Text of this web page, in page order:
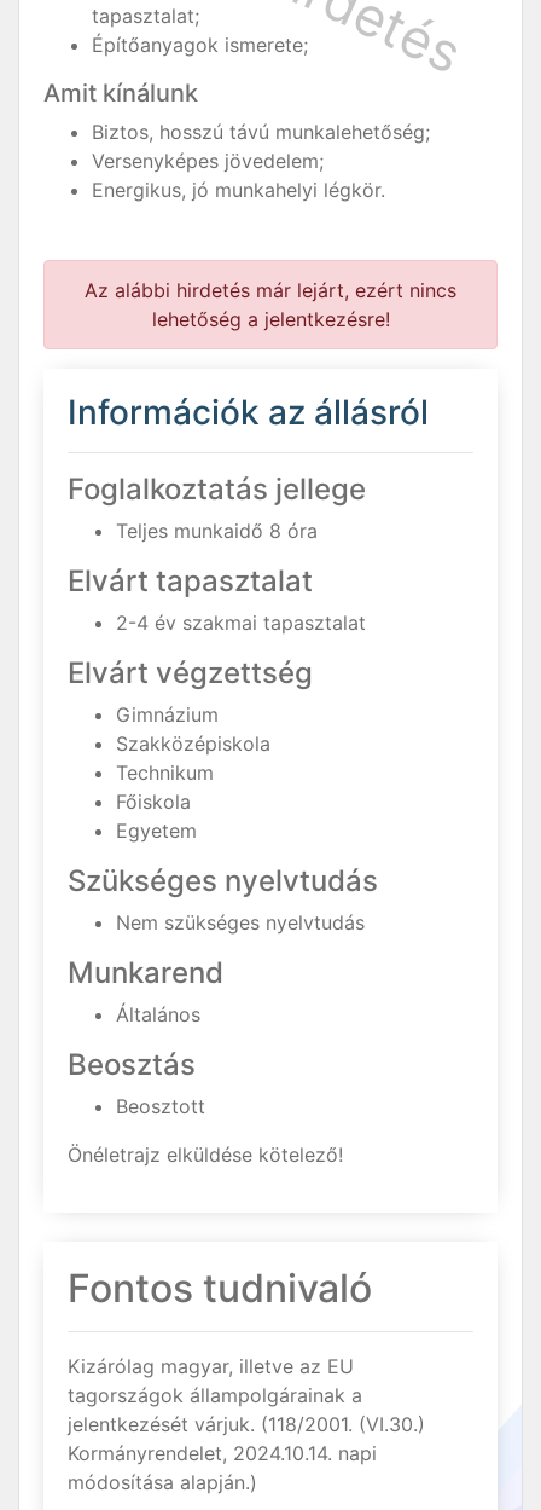
tapasztalat;
Építőanyagok ismerete;
Amit kínálunk
Biztos, hosszú távú munkalehetőség;
Versenyképes jövedelem;
Energikus, jó munkahelyi légkör.
Az alábbi hirdetés már lejárt, ezért nincs
lehetőség a jelentkezésre!
Információk az állásról
Foglalkoztatás jellege
Teljes munkaidő 8 óra
Elvárt tapasztalat
2-4 év szakmai tapasztalat
Elvárt végzettség
Gimnázium
Szakközépiskola
Technikum
Főiskola
Egyetem
Szükséges nyelvtudás
Nem szükséges nyelvtudás
Munkarend
Általános
Beosztás
Beosztott
Önéletrajz elküldése kötelező!
Fontos tudnivaló
Kizárólag magyar, illetve az EU
tagországok állampolgárainak a
jelentkezését várjuk. (118/2001. (VI.30.)
Kormányrendelet, 2024.10.14. napi
módosítása alapján.)